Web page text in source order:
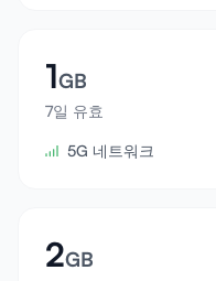
기기 호환성
로그인
1GB
7일 유효
5G 네트워크
2GB